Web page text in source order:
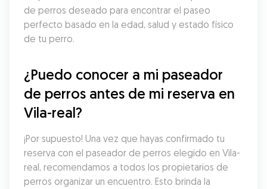
de perros deseado para encontrar el paseo
perfecto basado en la edad, salud y estado físico
de tu perro.
¿Puedo conocer a mi paseador
de perros antes de mi reserva en
Vila-real?
¡Por supuesto! Una vez que hayas confirmado tu
reserva con el paseador de perros elegido en Vila-
real, recomendamos a todos los propietarios de
perros organizar un encuentro. Esto brinda la